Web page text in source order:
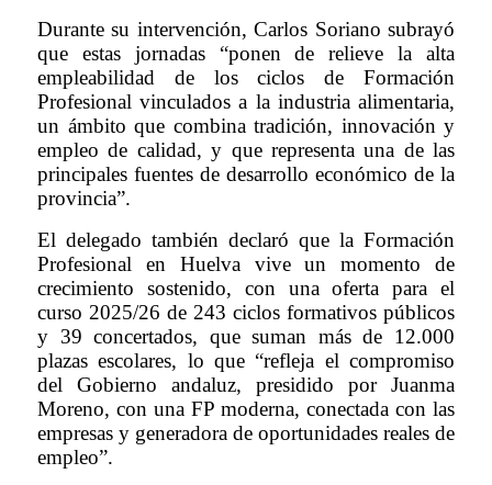
Durante su intervención, Carlos Soriano subrayó
que estas jornadas “ponen de relieve la alta
empleabilidad de los ciclos de Formación
Profesional vinculados a la industria alimentaria,
un ámbito que combina tradición, innovación y
empleo de calidad, y que representa una de las
principales fuentes de desarrollo económico de la
provincia”.
El delegado también declaró que la Formación
Profesional en Huelva vive un momento de
crecimiento sostenido, con una oferta para el
curso 2025/26 de 243 ciclos formativos públicos
y 39 concertados, que suman más de 12.000
plazas escolares, lo que “refleja el compromiso
del Gobierno andaluz, presidido por Juanma
Moreno, con una FP moderna, conectada con las
empresas y generadora de oportunidades reales de
empleo”.